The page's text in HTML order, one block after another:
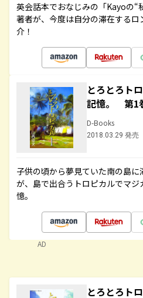
英会話本でおなじみの「Kayoの“
著者が、今度は自分の滞在する
介！
とろとろト
記憶。 第1
D-Books
2018.03.29 発売
子供の頃から夢見ていた南の島
が、島で出合うトロピカルでマ
憶。
AD
とろとろト